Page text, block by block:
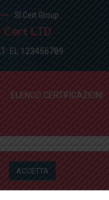
SI Cert Group
Cert LTD
EL 123456789
ELENCO CERTIFICAZIONI
ELENCO CERTIFICAZIONI
ACCETTA